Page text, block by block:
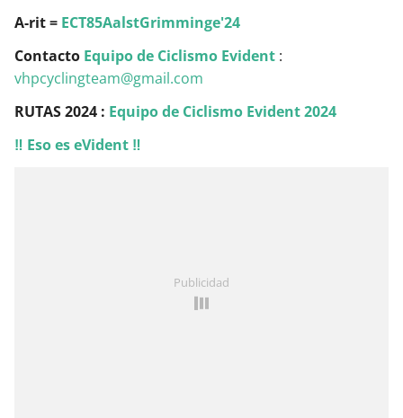
A-rit = ECT85AalstGrimminge'24
Contacto Equipo de Ciclismo Evident :
vhpcyclingteam@gmail.com
RUTAS 2024 : Equipo de Ciclismo Evident 2024
‼ Eso es eVident ‼
Publicidad